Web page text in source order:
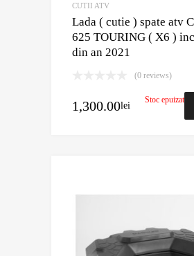
CUTII ATV
Lada ( cutie ) spate atv
625 TOURING ( X6 )
din an 2021
(0 reviews)
1,300.00lei
Stoc epuizat